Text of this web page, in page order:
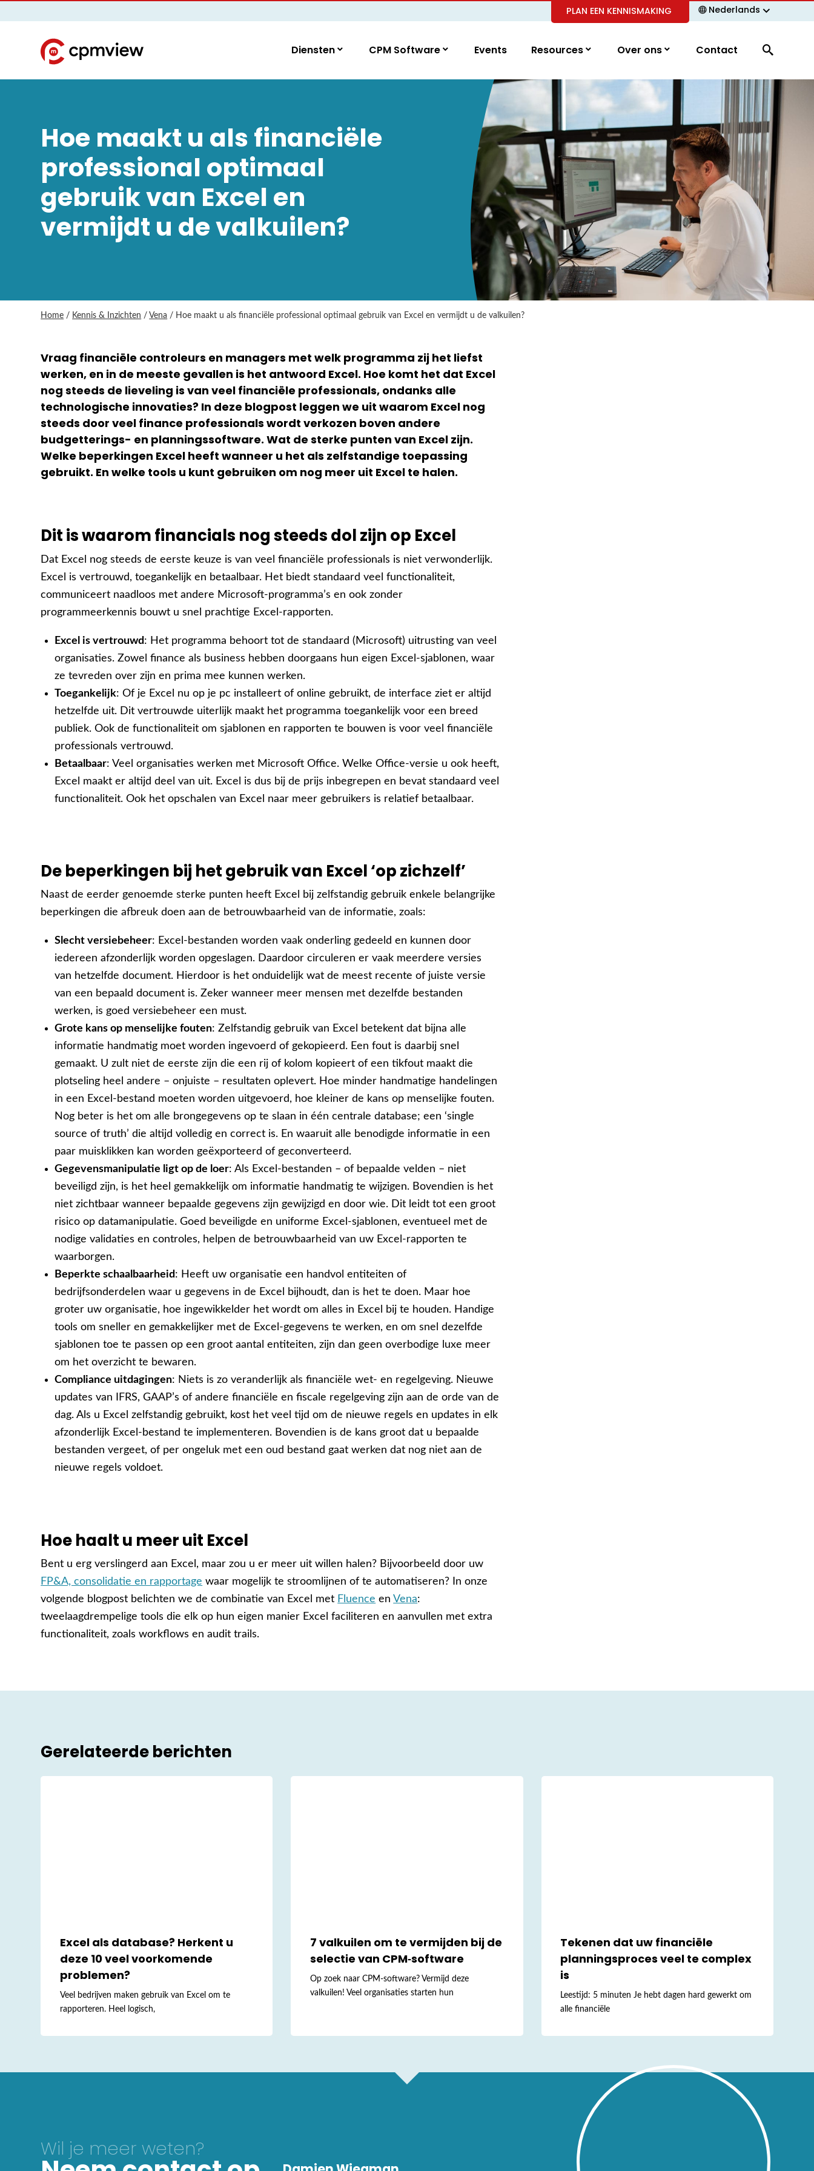
PLAN EEN KENNISMAKING Nederlands
Diensten CPM Software Events Resources Over ons Contact
Hoe maakt u als financiële
professional optimaal
gebruik van Excel en
vermijdt u de valkuilen?
Home / Kennis & Inzichten / Vena / Hoe maakt u als financiële professional optimaal gebruik van Excel en vermijdt u de valkuilen?
Vraag financiële controleurs en managers met welk programma zij het liefst
werken, en in de meeste gevallen is het antwoord Excel. Hoe komt het dat Excel
nog steeds de lieveling is van veel financiële professionals, ondanks alle
technologische innovaties? In deze blogpost leggen we uit waarom Excel nog
steeds door veel finance professionals wordt verkozen boven andere
budgetterings- en planningssoftware. Wat de sterke punten van Excel zijn.
Welke beperkingen Excel heeft wanneer u het als zelfstandige toepassing
gebruikt. En welke tools u kunt gebruiken om nog meer uit Excel te halen.
Dit is waarom financials nog steeds dol zijn op Excel
Dat Excel nog steeds de eerste keuze is van veel financiële professionals is niet verwonderlijk.
Excel is vertrouwd, toegankelijk en betaalbaar. Het biedt standaard veel functionaliteit,
communiceert naadloos met andere Microsoft-programma’s en ook zonder
programmeerkennis bouwt u snel prachtige Excel-rapporten.
Excel is vertrouwd : Het programma behoort tot de standaard (Microsoft) uitrusting van veel
organisaties. Zowel finance als business hebben doorgaans hun eigen Excel-sjablonen, waar
ze tevreden over zijn en prima mee kunnen werken.
Toegankelijk: Of je Excel nu op je pc installeert of online gebruikt, de interface ziet er altijd
hetzelfde uit. Dit vertrouwde uiterlijk maakt het programma toegankelijk voor een breed
publiek. Ook de functionaliteit om sjablonen en rapporten te bouwen is voor veel financiële
professionals vertrouwd.
Betaalbaar: Veel organisaties werken met Microsoft Office. Welke Office-versie u ook heeft,
Excel maakt er altijd deel van uit. Excel is dus bij de prijs inbegrepen en bevat standaard veel
functionaliteit. Ook het opschalen van Excel naar meer gebruikers is relatief betaalbaar.
De beperkingen bij het gebruik van Excel ‘op zichzelf’
Naast de eerder genoemde sterke punten heeft Excel bij zelfstandig gebruik enkele belangrijke
beperkingen die afbreuk doen aan de betrouwbaarheid van de informatie, zoals:
Slecht versiebeheer: Excel-bestanden worden vaak onderling gedeeld en kunnen door
iedereen afzonderlijk worden opgeslagen. Daardoor circuleren er vaak meerdere versies
van hetzelfde document. Hierdoor is het onduidelijk wat de meest recente of juiste versie
van een bepaald document is. Zeker wanneer meer mensen met dezelfde bestanden
werken, is goed versiebeheer een must.
Grote kans op menselijke fouten: Zelfstandig gebruik van Excel betekent dat bijna alle
informatie handmatig moet worden ingevoerd of gekopieerd. Een fout is daarbij snel
gemaakt. U zult niet de eerste zijn die een rij of kolom kopieert of een tikfout maakt die
plotseling heel andere – onjuiste – resultaten oplevert. Hoe minder handmatige handelingen
in een Excel-bestand moeten worden uitgevoerd, hoe kleiner de kans op menselijke fouten.
Nog beter is het om alle brongegevens op te slaan in één centrale database; een ‘single
source of truth’ die altijd volledig en correct is. En waaruit alle benodigde informatie in een
paar muisklikken kan worden geëxporteerd of geconverteerd.
Gegevensmanipulatie ligt op de loer: Als Excel-bestanden – of bepaalde velden – niet
beveiligd zijn, is het heel gemakkelijk om informatie handmatig te wijzigen. Bovendien is het
niet zichtbaar wanneer bepaalde gegevens zijn gewijzigd en door wie. Dit leidt tot een groot
risico op datamanipulatie. Goed beveiligde en uniforme Excel-sjablonen, eventueel met de
nodige validaties en controles, helpen de betrouwbaarheid van uw Excel-rapporten te
waarborgen.
Beperkte schaalbaarheid: Heeft uw organisatie een handvol entiteiten of
bedrijfsonderdelen waar u gegevens in de Excel bijhoudt, dan is het te doen. Maar hoe
groter uw organisatie, hoe ingewikkelder het wordt om alles in Excel bij te houden. Handige
tools om sneller en gemakkelijker met de Excel-gegevens te werken, en om snel dezelfde
sjablonen toe te passen op een groot aantal entiteiten, zijn dan geen overbodige luxe meer
om het overzicht te bewaren.
Compliance uitdagingen: Niets is zo veranderlijk als financiële wet- en regelgeving. Nieuwe
updates van IFRS, GAAP’s of andere financiële en fiscale regelgeving zijn aan de orde van de
dag. Als u Excel zelfstandig gebruikt, kost het veel tijd om de nieuwe regels en updates in elk
afzonderlijk Excel-bestand te implementeren. Bovendien is de kans groot dat u bepaalde
bestanden vergeet, of per ongeluk met een oud bestand gaat werken dat nog niet aan de
nieuwe regels voldoet.
Hoe haalt u meer uit Excel
Bent u erg verslingerd aan Excel, maar zou u er meer uit willen halen? Bijvoorbeeld door uw
FP&A, consolidatie en rapportage waar mogelijk te stroomlijnen of te automatiseren? In onze
volgende blogpost belichten we de combinatie van Excel met Fluence enVena:
tweelaagdrempelige tools die elk op hun eigen manier Excel faciliteren en aanvullen met extra
functionaliteit, zoals workflows en audit trails.
Gerelateerde berichten
Excel als database? Herkent u
deze 10 veel voorkomende
problemen?
Veel bedrijven maken gebruik van Excel om te
rapporteren. Heel logisch,
7 valkuilen om te vermijden bij de
selectie van CPM‑software
Op zoek naar CPM-software? Vermijd deze
valkuilen! Veel organisaties starten hun
Tekenen dat uw financiële
planningsproces veel te complex
is
Leestijd: 5 minuten Je hebt dagen hard gewerkt om
alle financiële
Wil je meer weten?